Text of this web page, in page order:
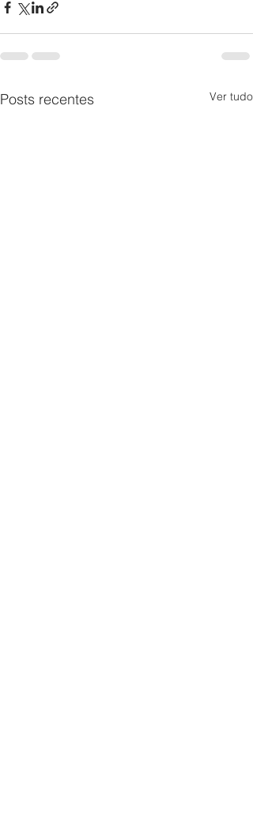
Posts recentes Ver tudo